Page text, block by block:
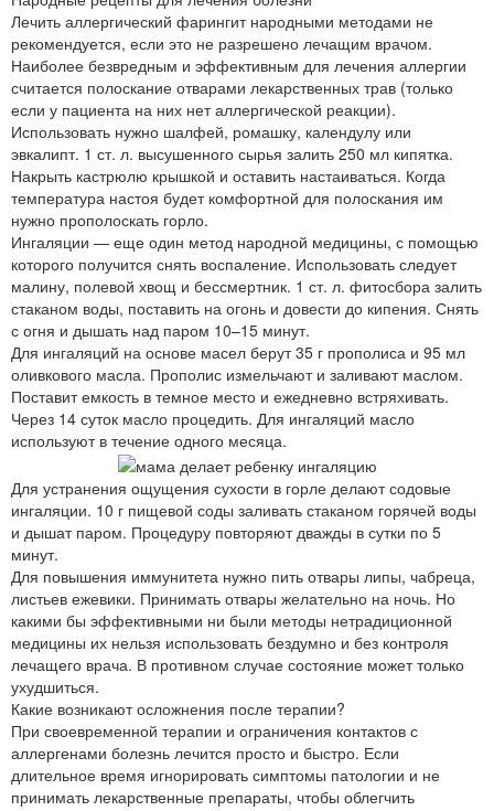
Лечить аллергический фарингит народными методами не
рекомендуется, если это не разрешено лечащим врачом.
Наиболее безвредным и эффективным для лечения аллергии
считается полоскание отварами лекарственных трав (только
если у пациента на них нет аллергической реакции).
Использовать нужно шалфей, ромашку, календулу или
эвкалипт. 1 ст. л. высушенного сырья залить 250 мл кипятка.
Накрыть кастрюлю крышкой и оставить настаиваться. Когда
температура настоя будет комфортной для полоскания им
нужно прополоскать горло.
Ингаляции — еще один метод народной медицины, с помощью
которого получится снять воспаление. Использовать следует
малину, полевой хвощ и бессмертник. 1 ст. л. фитосбора залить
стаканом воды, поставить на огонь и довести до кипения. Снять
с огня и дышать над паром 10–15 минут.
Для ингаляций на основе масел берут 35 г прополиса и 95 мл
оливкового масла. Прополис измельчают и заливают маслом.
Поставит емкость в темное место и ежедневно встряхивать.
Через 14 суток масло процедить. Для ингаляций масло
используют в течение одного месяца.
Для устранения ощущения сухости в горле делают содовые
ингаляции. 10 г пищевой соды заливать стаканом горячей воды
и дышат паром. Процедуру повторяют дважды в сутки по 5
минут.
Для повышения иммунитета нужно пить отвары липы, чабреца,
листьев ежевики. Принимать отвары желательно на ночь. Но
какими бы эффективными ни были методы нетрадиционной
медицины их нельзя использовать бездумно и без контроля
лечащего врача. В противном случае состояние может только
ухудшиться.
Какие возникают осложнения после терапии?
При своевременной терапии и ограничения контактов с
аллергенами болезнь лечится просто и быстро. Если
длительное время игнорировать симптомы патологии и не
принимать лекарственные препараты, чтобы облегчить